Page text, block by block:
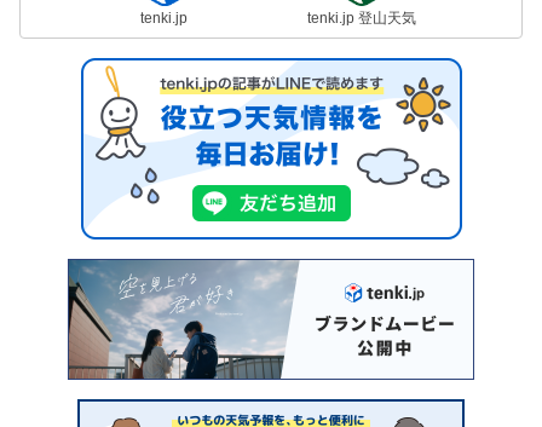
tenki.jp tenki.jp 登山天気